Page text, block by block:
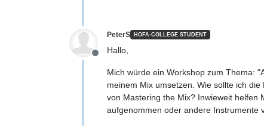
Offline
PeterS HOFA-COLLEGE STUDENT
Hallo,
Mich würde ein Workshop zum Thema:
meinem Mix umsetzen. Wie sollte ich
von Mastering the Mix? Inwieweit helfen
aufgenommen oder andere Instrumente